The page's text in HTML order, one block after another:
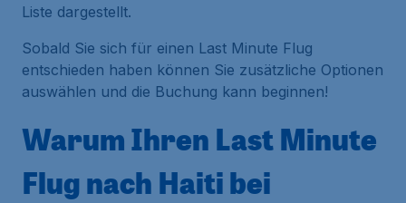
Liste dargestellt.
Sobald Sie sich für einen Last Minute Flug
entschieden haben können Sie zusätzliche Optionen
auswählen und die Buchung kann beginnen!
Warum Ihren Last Minute
Flug nach Haiti bei